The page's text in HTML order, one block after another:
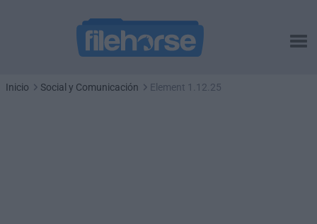
Inicio Social y Comunicación Element 1.12.25